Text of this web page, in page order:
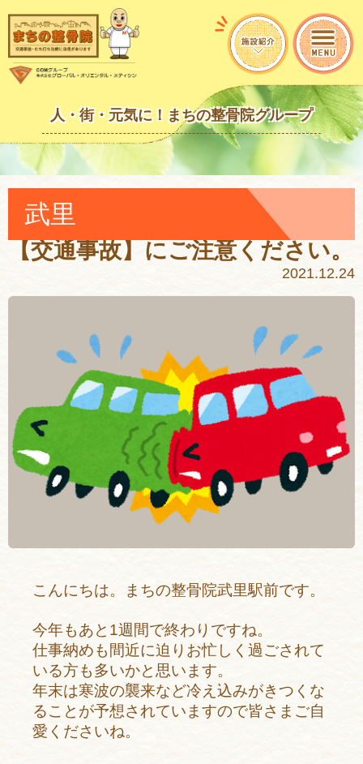
人・街・元気に！まちの整骨院グループ
武里
【交通事故】にご注意ください。
2021.12.24
こんにちは。まちの整骨院武里駅前です。
今年もあと1週間で終わりですね。
仕事納めも間近に迫りお忙しく過ごされて
いる方も多いかと思います。
年末は寒波の襲来など冷え込みがきつくな
ることが予想されていますので皆さまご自
愛くださいね。